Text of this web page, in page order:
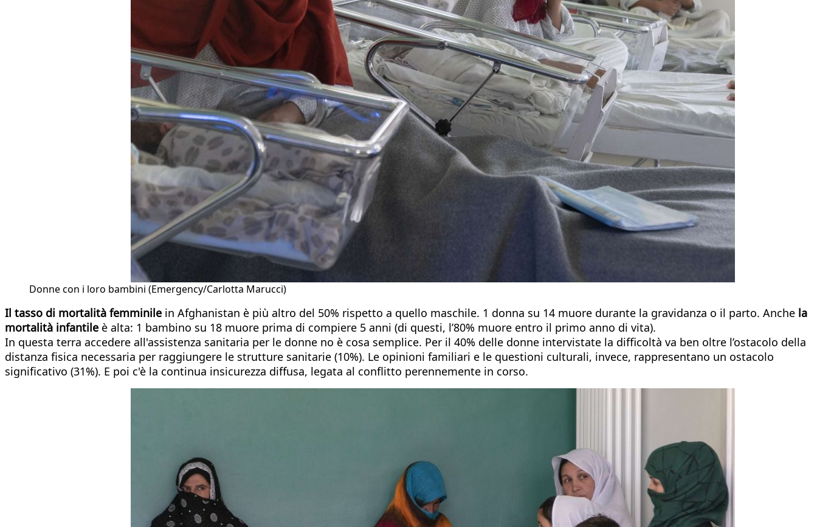
Donne con i loro bambini (Emergency/Carlotta Marucci)
Il tasso di mortalità femminile in Afghanistan è più altro del 50% rispetto a quello maschile. 1 donna su 14 muore durante la gravidanza o il parto. Anche la
mortalità infantile è alta: 1 bambino su 18 muore prima di compiere 5 anni (di questi, l’80% muore entro il primo anno di vita).
In questa terra accedere all'assistenza sanitaria per le donne no è cosa semplice. Per il 40% delle donne intervistate la difficoltà va ben oltre l’ostacolo della
distanza fisica necessaria per raggiungere le strutture sanitarie (10%). Le opinioni familiari e le questioni culturali, invece, rappresentano un ostacolo
significativo (31%). E poi c'è la continua insicurezza diffusa, legata al conflitto perennemente in corso.